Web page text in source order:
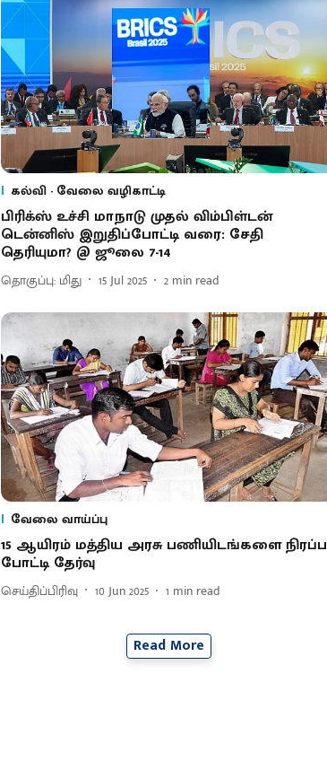
கல்வி - வேலை வழிகாட்டி
பிரிக்ஸ் உச்சி மாநாடு முதல் விம்பிள்டன்
டென்னிஸ் இறுதிப்போட்டி வரை: சேதி
தெரியுமா? @ ஜூலை 7-14
தொகுப்பு: மிது 15 Jul 2025 2 min read
வேலை வாய்ப்பு
15 ஆயிரம் மத்திய அரசு பணியிடங்களை நிரப்ப
போட்டி தேர்வு
செய்திப்பிரிவு 10 Jun 2025 1 min read
Read More